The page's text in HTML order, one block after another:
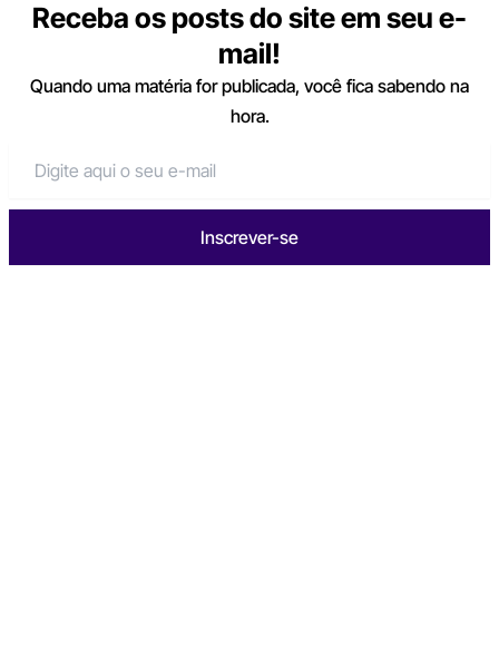
Receba os posts do site em seu e-
mail!
Quando uma matéria for publicada, você fica sabendo na
hora.
Inscrever-se